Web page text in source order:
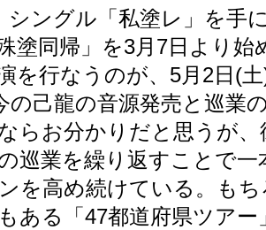
シングル「私塗レ」を手
塗同帰」を3月 7日より始
を行なうのが、 5月 2日 (土
の己龍の音源発売と巡業
らお分かりだと思うが
巡業を繰り返すことで一
を高め続けている。も
ある「 47都道府県ツアー